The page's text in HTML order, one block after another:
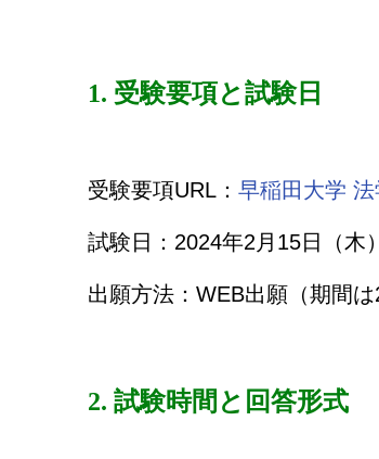
1. 受験要項と試験日
受験要項URL： 早稲田大学
試験日：2024年2月15日（木）
出願方法：WEB出願（期間
2. 試験時間と回答形式